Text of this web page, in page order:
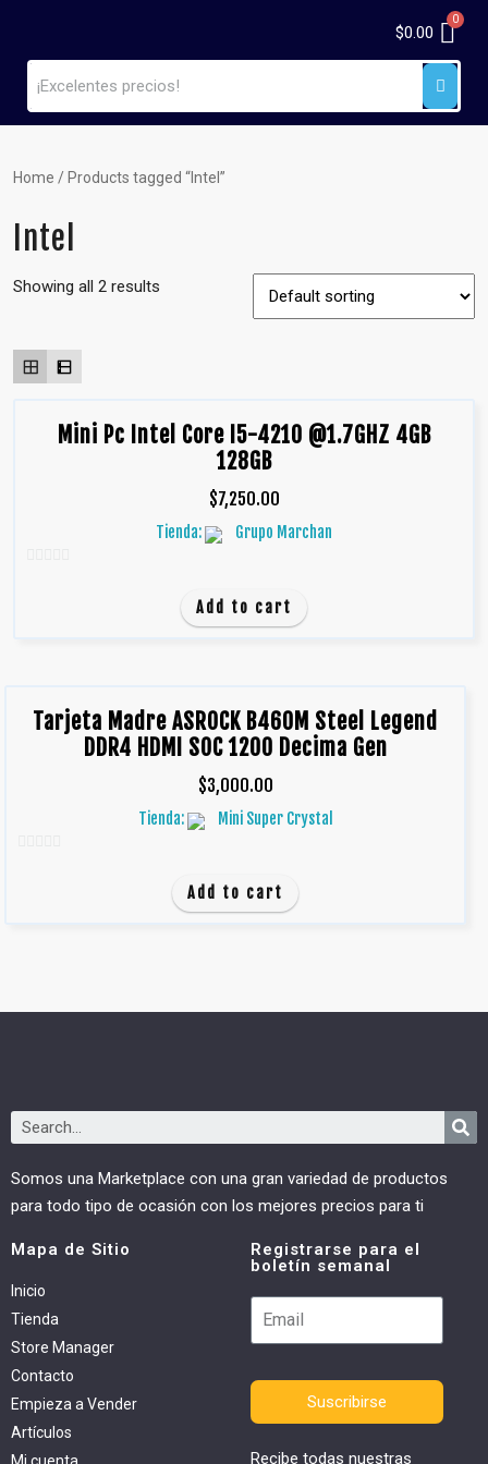
$0.00
Home / Products tagged “Intel”
Intel
Showing all 2 results
Mini Pc Intel Core I5-4210 @1.7GHZ 4GB
128GB
$7,250.00
Tienda: Grupo Marchan
Add to cart
Tarjeta Madre ASROCK B460M Steel Legend
DDR4 HDMI SOC 1200 Decima Gen
$3,000.00
Tienda: Mini Super Crystal
Add to cart
Somos una Marketplace con una gran variedad de productos
para todo tipo de ocasión con los mejores precios para ti
Mapa de Sitio
Inicio
Tienda
Store Manager
Contacto
Empieza a Vender
Artículos
Registrarse para el
boletín semanal
Suscribirse
Recibe todas nuestras